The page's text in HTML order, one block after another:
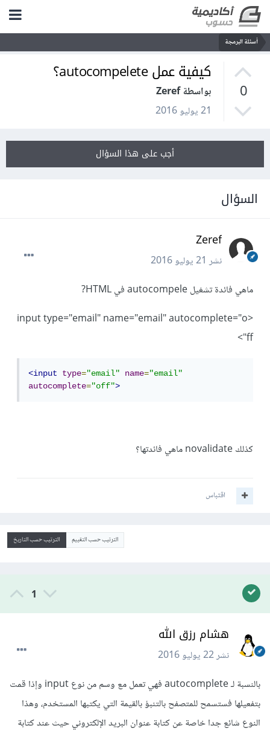
أسئلة البرمجة
0
كيفية عمل autocompelete؟
بواسطة Zeref
21 يوليو 2016
أجب على هذا السؤال
السؤال
Zeref
نشر21 يوليو 2016
ماهي فائدة تشغيل autocompele في HTML?
<input type="email" name="email" autocomplete="o
ff">
<input type="email" name="email"
autocomplete="off">
كذلك novalidate ماهي فائدتها؟
اقتباس
الترتيب حسب التقييم الترتيب حسب التاريخ
1
هشام رزق الله
نشر22 يوليو 2016
بالنسبة لـ autocomplete فهي تعمل مع وسم من نوع input وإذا قمت
بتفعيلها فستسمح للمتصفح بالتنبؤ بالقيمة التي يكتبها المستخدم، وهذا
النوع شائع جدا خاصة عن كتابة عنوان البريد الإلكتروني حيث عند كتابة